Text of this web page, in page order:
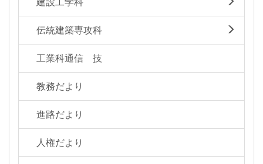
伝統建築専攻科
工業科通信 技
教務だより
進路だより
人権だより